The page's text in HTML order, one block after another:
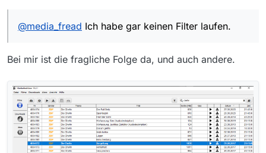
@media_fread Ich habe gar keinen Filter laufen.
Bei mir ist die fragliche Folge da, und auch andere.